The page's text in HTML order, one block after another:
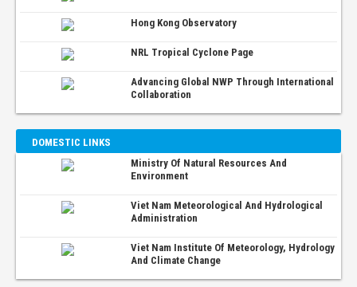
Hong Kong Observatory
NRL Tropical Cyclone Page
Advancing Global NWP Through International
Collaboration
DOMESTIC LINKS
Ministry Of Natural Resources And
Environment
Viet Nam Meteorological And Hydrological
Administration
Viet Nam Institute Of Meteorology, Hydrology
And Climate Change